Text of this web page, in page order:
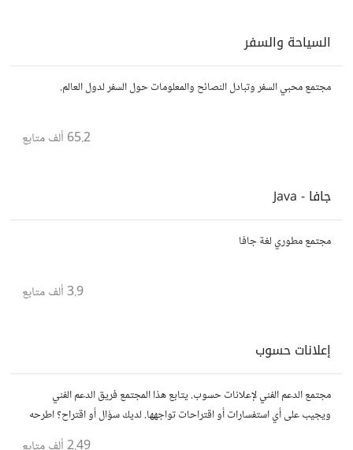
السياحة والسفر
مجتمع محبي السفر وتبادل النصائح والمعلومات حول السفر لدول العالم.
65.2 ألف متابع
جافا - Java
مجتمع مطوري لغة جافا
3.9 ألف متابع
إعلانات حسوب
مجتمع الدعم الفني لإعلانات حسوب. يتابع هذا المجتمع فريق الدعم الفني
ويجيب على أي استفسارات أو اقتراحات تواجهها. لديك سؤال أو اقتراح؟ اطرحه